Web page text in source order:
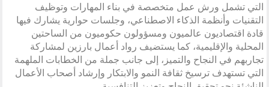
التي تشمل ورش عمل متخصصة في بناء المهارات وتوظيف
التقنيات وأنظمة الذكاء الاصطناعي، وجلسات حوارية يشارك فيها
قادة اقتصاديون عالميون ومسؤولون حكوميون من الساحتين
المحلية والإقليمية، كما يستضيف رواد أعمال بارزين لمشاركة
تجاربهم في النجاح والتميز، إلى جانب جملة من الخطابات الملهمة
التي تستهدف ترسيخ ثقافة النمو والابتكار وإرشاد أصحاب الأعمال